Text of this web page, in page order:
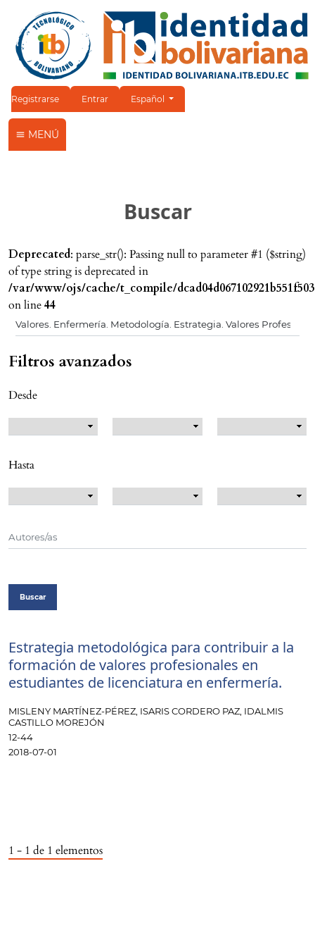
Registrarse Entrar Cambiar el idioma. El idioma actual es:
Español
MENÚ
Buscar
Deprecated: parse_str(): Passing null to parameter #1 ($string)
of type string is deprecated in
/var/www/ojs/cache/t_compile/
on line44
Filtros avanzados
Desde
Hasta
Buscar
Estrategia metodológica para contribuir a la
formación de valores profesionales en
estudiantes de licenciatura en enfermería.
MISLENY MARTÍNEZ-PÉREZ, ISARIS CORDERO PAZ, IDALMIS
CASTILLO MOREJÓN
12-44
2018-07-01
1 - 1 de 1 elementos